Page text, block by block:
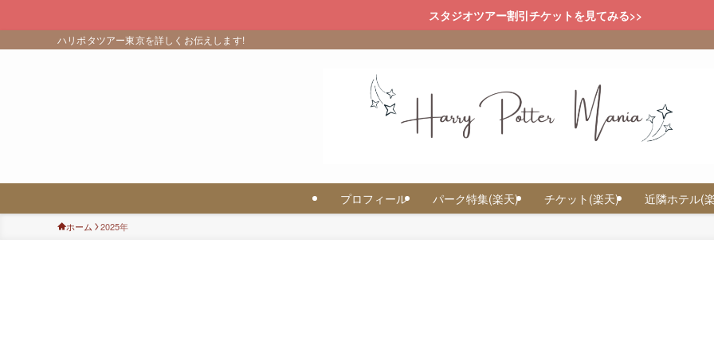
スタジオツアー割引チケットを見てみる>>
ハリポタツアー東京を詳しくお伝えします!
プロフィール パーク特集(楽天) チケット(楽天) 近隣ホテル(
ホーム 2025年